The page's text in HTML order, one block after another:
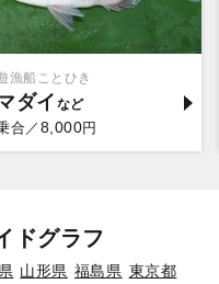
漁船ことひき
ダイ
合／8,000円
ドグラフ
山形県 福島県 東京都